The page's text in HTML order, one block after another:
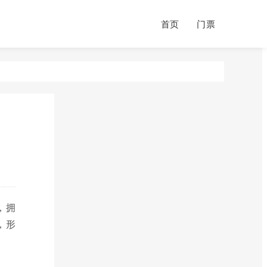
首页 门票
拥
形